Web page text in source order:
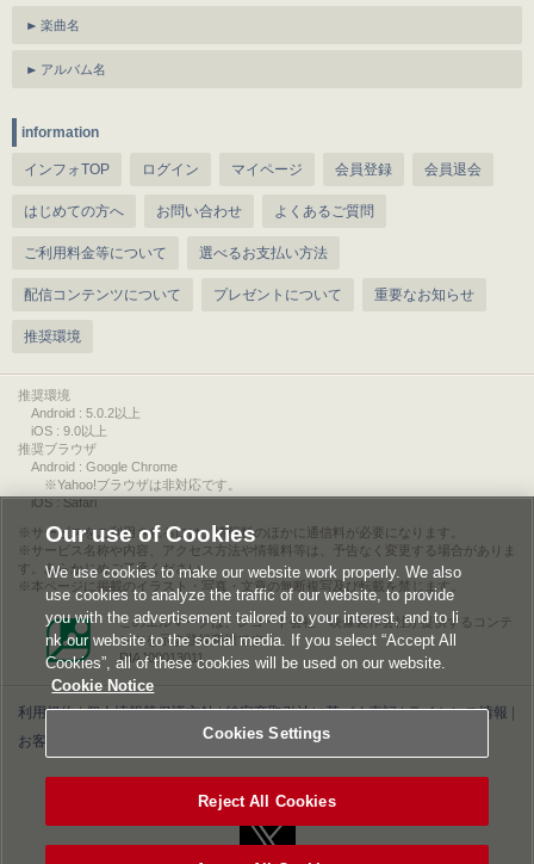
楽曲名
アルバム名
information
インフォTOP ログイン マイページ 会員登録 会員退会
はじめての方へ お問い合わせ よくあるご質問
ご利用料金等について 選べるお支払い方法
配信コンテンツについて プレゼントについて 重要なお知らせ
推奨環境
推奨環境
Android : 5.0.2以上
iOS : 9.0以上
推奨ブラウザ
Android : Google Chrome
※Yahoo!ブラウザは非対応です。
iOS : Safari
サービスをご利用されるには、情報料のほかに通信料が必要になります。
サービス名称や内容、アクセス方法や情報料等は、予告なく変更する場合がありま
す。あらかじめご了承ください。
本ページに掲載のイラスト・写真・文章の無断複写及び転載を禁じます。
このエルマークは、レコード会社・映像製作会社が提供するコンテ
ンツを示す登録商標です。
RIAJ00013011
利用規約|個人情報等保護方針|特定商取引法に基づく表記|ライセンス情報
お客様情報の外部送信について|Cookies Settings
Our use of Cookies
We use cookies to make our website work properly. We also
use cookies to analyze the traffic of our website, to provide
you with the advertisement tailored to your interest, and to li
nk our website to the social media. If you select “Accept All
Cookies”, all of these cookies will be used on our website.
Cookie Notice
Cookies Settings
Reject All Cookies